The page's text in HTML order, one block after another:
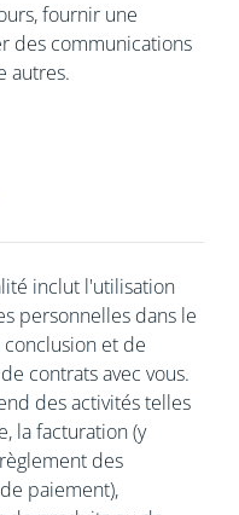
fournir une
des communications
autres.
inclut l'utilisation
personnelles dans le
et de
contrats avec vous.
des activités telles
la facturation (y
des
paiement),